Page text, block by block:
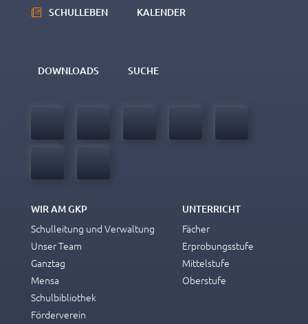
SCHULLEBEN KALENDER
DOWNLOADS SUCHE
WIR AM GKP
Schulleitung und Verwaltung
Unser Team
Ganztag
Mensa
Schulbibliothek
Förderverein
UNTERRICHT
Fächer
Erprobungsstufe
Mittelstufe
Oberstufe